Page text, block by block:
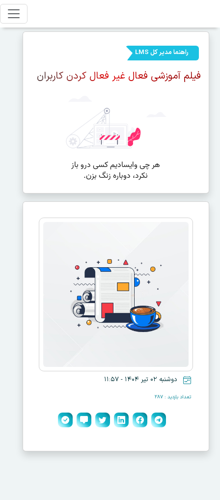
راهنما مدیر کل LMS
فیلم آموزشی فعال غیر فعال کردن کاربران
دوشنبه ۰۲ تیر ۱۴۰۴ - ۱۱:۵۷
تعداد بازدید : ۲۸۷